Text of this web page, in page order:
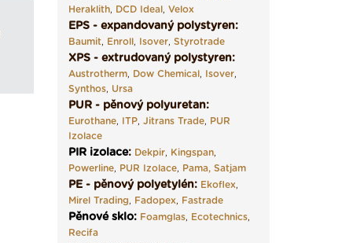
Heraklith, DCD Ideal, Velox
EPS - expandovaný polystyren:
Baumit, Enroll, Isover, Styrotrade
XPS - extrudovaný polystyren:
Austrotherm, Dow Chemical, Isover,
Synthos, Ursa
PUR - pěnový polyuretan:
Eurothane, ITP, Jitrans Trade, PUR
Izolace
PIR izolace: Dekpir, Kingspan,
Powerline, PUR Izolace, Pama, Satjam
PE - pěnový polyetylén: Ekoflex,
Mirel Trading, Fadopex, Fastrade
Pěnové sklo: Foamglas, Ecotechnics,
Recifa